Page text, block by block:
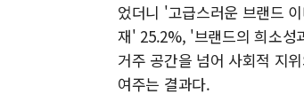
었더니 '고급스러운 브랜드
재' 25.2%, '브랜드의 희소성
거주 공간을 넘어 사회적 지
여주는 결과다.